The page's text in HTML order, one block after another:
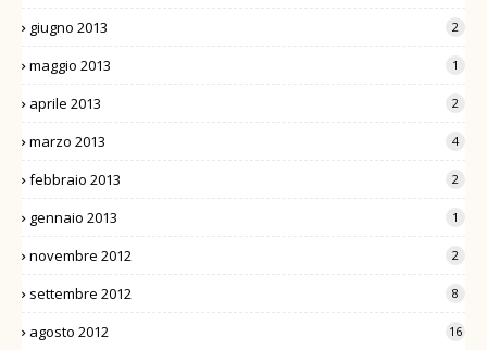
giugno 2013 2
maggio 2013 1
aprile 2013 2
marzo 2013 4
febbraio 2013 2
gennaio 2013 1
novembre 2012 2
settembre 2012 8
agosto 2012 16